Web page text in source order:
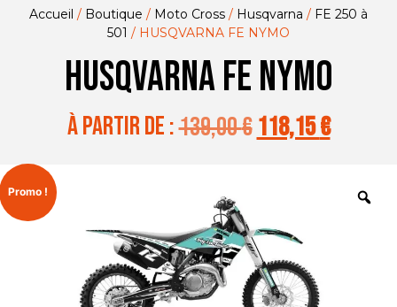
Accueil / Boutique / Moto Cross / Husqvarna / FE 250 à
501 / HUSQVARNA FE NYMO
HUSQVARNA FE NYMO
à partir de :139,00€ 118,15€
Promo !